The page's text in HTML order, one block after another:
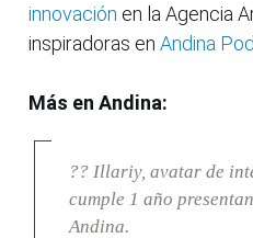
innovación en la Agencia
inspiradoras en Andina
Más en Andina:
?? Illariy, avatar de
cumple 1 año
Andina.